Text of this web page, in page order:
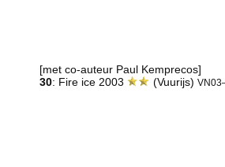
[met co-auteur Paul Kemprecos]
30: Fire ice 2003 (Vuurijs)